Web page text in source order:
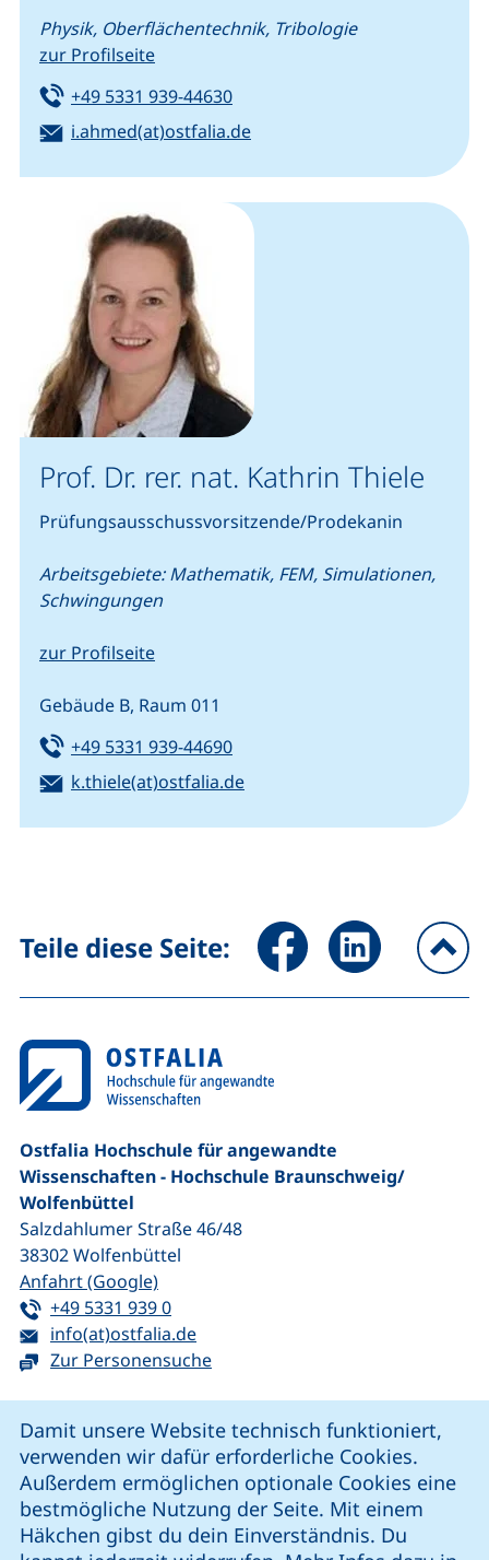
Damit unsere Website technisch funktioniert,
verwenden wir dafür erforderliche Cookies.
Außerdem ermöglichen optionale Cookies eine
bestmögliche Nutzung der Seite. Mit einem
Häkchen gibst du dein Einverständnis. Du
Physik, Oberflächentechnik, Tribologie
zur Profilseite
Tel:
+49 5331 939-44630(startet einen Telefonanruf,
E-Mail:
i.ahmed(at)ostfalia.de(öffnet Ihr E-Mail-Programm)
Prof. Dr. rer. nat. Kathrin Thiele
Prüfungsausschussvorsitzende/Prodekanin
Arbeitsgebiete: Mathematik, FEM, Simulationen,
Schwingungen
zur Profilseite
Gebäude B, Raum 011
Tel:
+49 5331 939-44690(startet einen Telefonanruf,
E-Mail:
k.thiele(at)ostfalia.de(öffnet Ihr E-Mail-Programm)
Teile diese Seite: Seite über Facebook teilen
Seite über
Ostfalia Hochschule für angewandte
Wissenschaften - Hochschule Braunschweig/​
Wolfenbüttel
Salzdahlumer Straße 46/48
38302Wolfenbüttel
Anfahrt (Google)(externer Link, öffnet neues Fenster)
Tel:
+49 5331 939 0(startet einen Telefonanruf, wenn Ihr
E-Mail:
info(at)ostfalia.de(öffnet Ihr E-Mail-Programm)
Zur Personensuche
unsere Facebook-Seite (externer Link, öffnet neues
unsere LinkedIn-Seite (externer Link, öffnet
unsere Instagram-Seite (externer Link,
unsere YouTube-Seite (externer
Cookie-Einstellungen